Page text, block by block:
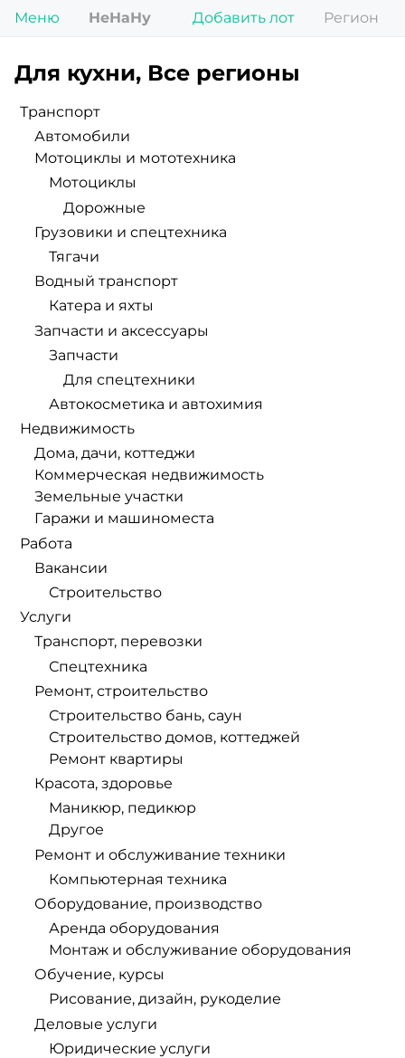
Меню НеНаНу Добавить лот Регион
Для кухни, Все регионы
Транспорт
Автомобили
Мотоциклы и мототехника
Мотоциклы
Дорожные
Грузовики и спецтехника
Тягачи
Водный транспорт
Катера и яхты
Запчасти и аксессуары
Запчасти
Для спецтехники
Автокосметика и автохимия
Недвижимость
Дома, дачи, коттеджи
Коммерческая недвижимость
Земельные участки
Гаражи и машиноместа
Работа
Вакансии
Строительство
Услуги
Транспорт, перевозки
Спецтехника
Ремонт, строительство
Строительство бань, саун
Строительство домов, коттеджей
Ремонт квартиры
Красота, здоровье
Маникюр, педикюр
Другое
Ремонт и обслуживание техники
Компьютерная техника
Оборудование, производство
Аренда оборудования
Монтаж и обслуживание оборудования
Обучение, курсы
Рисование, дизайн, рукоделие
Деловые услуги
Юридические услуги